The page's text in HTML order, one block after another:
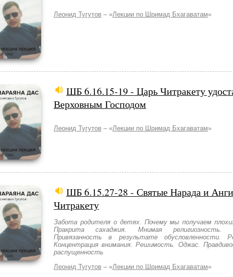
Леонид Тугутов – «Лекции по Шримад Бхагаватам»
ШБ 6.16.15-19 - Царь Читракету
Верховным Господом
Леонид Тугутов – «Лекции по Шримад Бхагаватам»
ШБ 6.15.27-28 - Святые Нарада и
Читракету
Забота родителя о детях. Почему мы получаем
Пракрита сахаджия. Мнимая религиозность.
Привязанность в результате обусловленности.
Концентрация внимания. Решимость. Оджас.
распущенность
Леонид Тугутов – «Лекции по Шримад Бхагаватам»